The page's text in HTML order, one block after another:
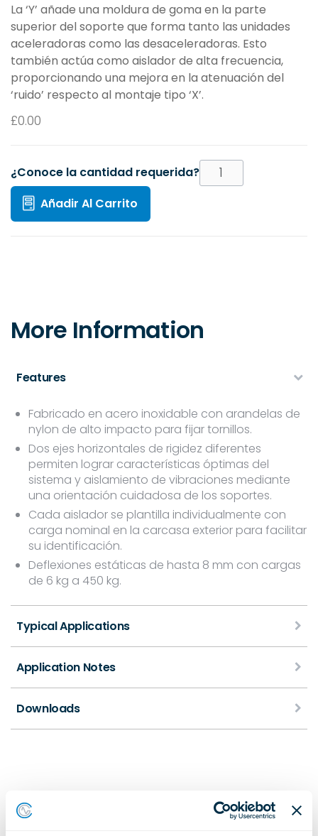
La ‘Y’ añade una moldura de goma en la parte
superior del soporte que forma tanto las unidades
aceleradoras como las desaceleradoras. Esto
también actúa como aislador de alta frecuencia,
proporcionando una mejora en la atenuación del
‘ruido’ respecto al montaje tipo ‘X’.
£0.00
¿Conoce la cantidad requerida?
Añadir Al Carrito
More Information
Features
Fabricado en acero inoxidable con arandelas de
nylon de alto impacto para fijar tornillos.
Dos ejes horizontales de rigidez diferentes
permiten lograr características óptimas del
sistema y aislamiento de vibraciones mediante
una orientación cuidadosa de los soportes.
Cada aislador se plantilla individualmente con
carga nominal en la carcasa exterior para facilitar
su identificación.
Deflexiones estáticas de hasta 8 mm con cargas
de 6 kg a 450 kg.
Typical Applications
Application Notes
Downloads
Productos